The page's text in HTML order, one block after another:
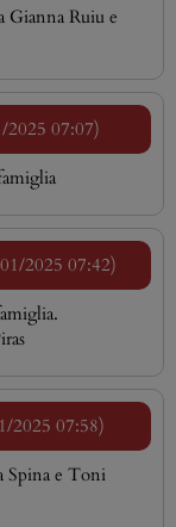
Gianna Ruiu e
07:07)
2025 07:42)
2025 07:58)
Spina e Toni